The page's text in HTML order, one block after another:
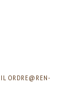
ORDRE@REN-